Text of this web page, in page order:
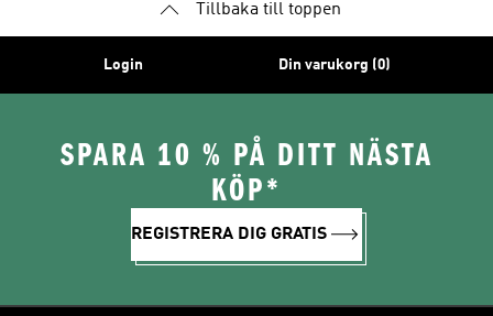
Tillbaka till toppen
Login Din varukorg (0)
SPARA 10 % PÅ DITT NÄSTA
KÖP*
REGISTRERA DIG GRATIS